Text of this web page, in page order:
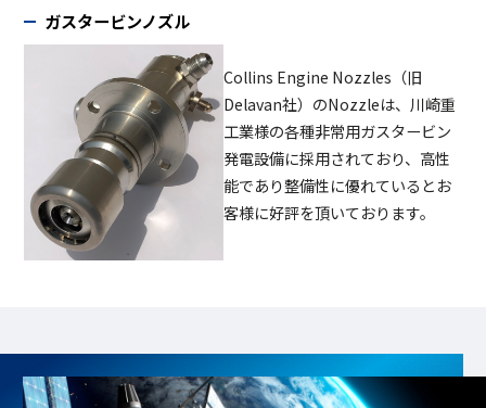
ガスタービンノズル
Collins Engine Nozzles（旧
Delavan社）のNozzleは、川崎重
工業様の各種非常用ガスタービン
発電設備に採用されており、高性
能であり整備性に優れているとお
客様に好評を頂いております。